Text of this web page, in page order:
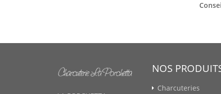
NOS
Charcuteries